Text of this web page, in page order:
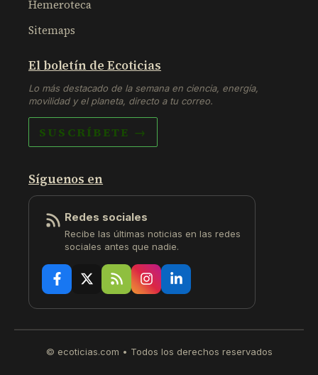
Hemeroteca
Sitemaps
El boletín de Ecoticias
Lo más destacado de la semana en ciencia, energía,
movilidad y el planeta, directo a tu correo.
SUSCRÍBETE →
Síguenos en
Redes sociales
Recibe las últimas noticias en las redes
sociales antes que nadie.
© ecoticias.com • Todos los derechos reservados